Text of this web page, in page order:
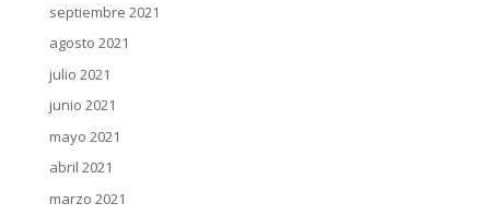
septiembre 2021
agosto 2021
julio 2021
junio 2021
mayo 2021
abril 2021
marzo 2021